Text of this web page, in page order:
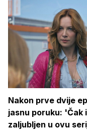
Nakon prve dvije
jasnu poruku: 'Čak
zaljubljen u ovu